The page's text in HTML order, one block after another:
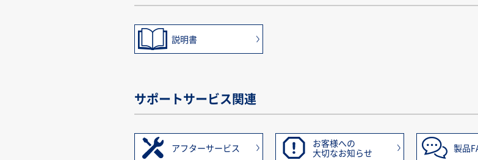
説明書
サポートサービス関連
アフターサービス
お客様への
大切なお知らせ
製品